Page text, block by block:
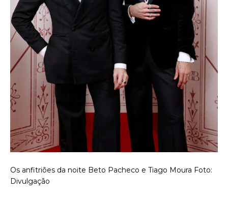
Os anfitriões da noite Beto Pacheco e Tiago Moura Foto:
Divulgação